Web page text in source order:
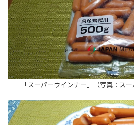
「スーパーウインナー」（写真：ス